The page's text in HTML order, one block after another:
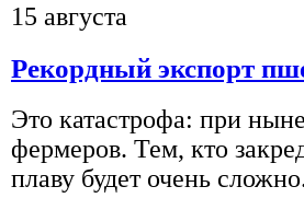
15 августа
Рекордный экспорт
Это катастрофа: при
фермеров. Тем, кто
плаву будет очень